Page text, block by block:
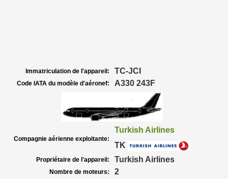
Immatriculation de l'appareil: TC-JCI
Code IATA du modèle d'aéronef: A330 243F
Compagnie aérienne exploitante:
Turkish Airlines
TK
Propriétaire de l'appareil: Turkish Airlines
Nombre de moteurs: 2